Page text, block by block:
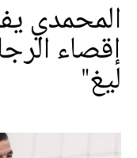
المحمدي
إقصاء
ليغ"